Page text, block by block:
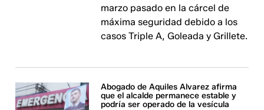
marzo pasado en la cárcel de
máxima seguridad debido a los
casos Triple A, Goleada y Grillete.
Abogado de Aquiles Alvarez afirma
que el alcalde permanece estable y
podría ser operado de la vesícula